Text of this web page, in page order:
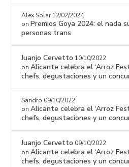
Alex Solar 12/02/2024
onPremios Goya 2024: el nada
personas trans
Juanjo Cervetto 10/10/2022
onAlicante celebra el ‘Arroz
chefs, degustaciones y un
Sandro 09/10/2022
onAlicante celebra el ‘Arroz
chefs, degustaciones y un
Juanjo Cervetto 09/10/2022
onAlicante celebra el ‘Arroz
chefs, degustaciones y un